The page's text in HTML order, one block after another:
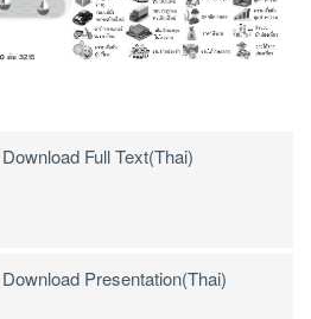
Download Full Text(Thai)
Download Presentation(Thai)